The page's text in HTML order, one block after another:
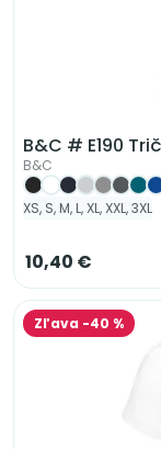
B&C # E190
B&C
XS, S, M, L, XL, XXL, 3XL
10,40 €
Zľava -40 %